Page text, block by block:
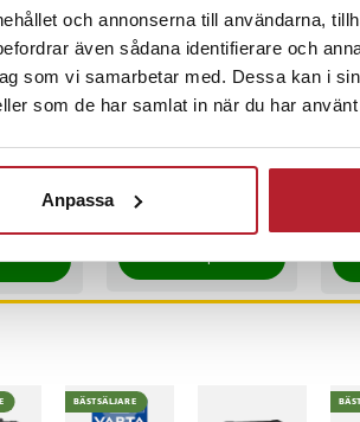
och annonserna till användarna,
även sådana identifierare och
som vi samarbetar med. Dessa kan i
som de har samlat in när du har
Anpassa
-31%
Värdebevis
Pris
1 500 kr
Köp
3
BÄSTSÄLJARE